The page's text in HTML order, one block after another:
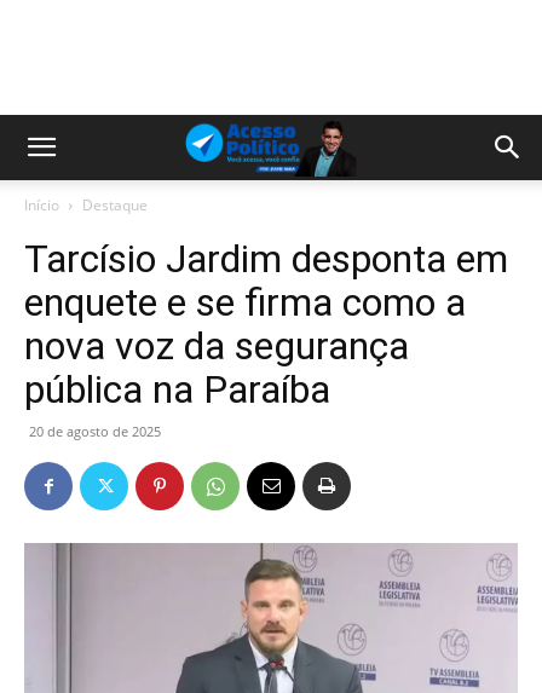
Início Destaque
Tarcísio Jardim desponta em
enquete e se firma como a
nova voz da segurança
pública na Paraíba
20 de agosto de 2025